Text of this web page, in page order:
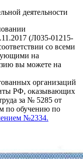
деятельности
(Л035-01215-
со всеми
на
вы можете на
организаций
РФ, оказывающих
за № 5285 от
по обучению по
№2334.